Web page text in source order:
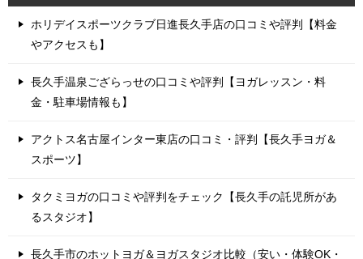
ホリデイスポーツクラブ日進長久手店の口コミや評判【料金
やアクセスも】
長久手温泉ござらっせの口コミや評判【ヨガレッスン・料
金・駐車場情報も】
アクトス名古屋インター東店の口コミ・評判【長久手ヨガ＆
スポーツ】
タクミヨガの口コミや評判をチェック【長久手の託児所があ
るスタジオ】
長久手市のホットヨガ＆ヨガスタジオ比較（安い・体験OK・